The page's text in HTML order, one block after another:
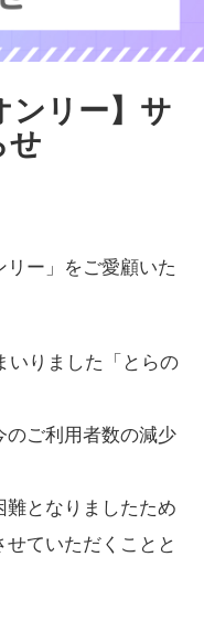
ンリー】サ
せ
リー」をご愛顧いた
いりました「とらの
のご利用者数の減少
となりましたため
ていただくことと